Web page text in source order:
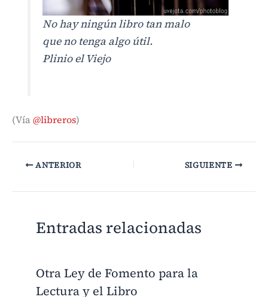
No hay ningún libro tan malo
que no tenga algo útil.
Plinio el Viejo
(Vía@libreros)
ANTERIOR SIGUIENTE
Entradas relacionadas
Otra Ley de Fomento para la
Lectura y el Libro